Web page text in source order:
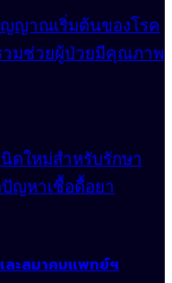
ญญาณเริ่มต้นของโรค
วมช่วยผู้ป่วยมีคุณภาพ
ดใหม่สำหรับรักษา
ญหาเชื้อดื้อยา
ละสมาคมแพทย์ฯ